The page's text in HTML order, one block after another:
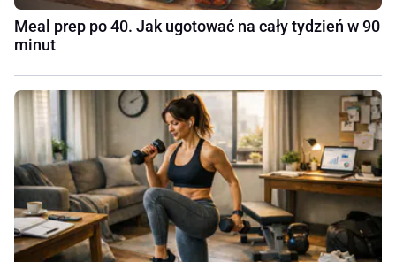
Meal prep po 40. Jak ugotować na cały tydzień w 90
minut